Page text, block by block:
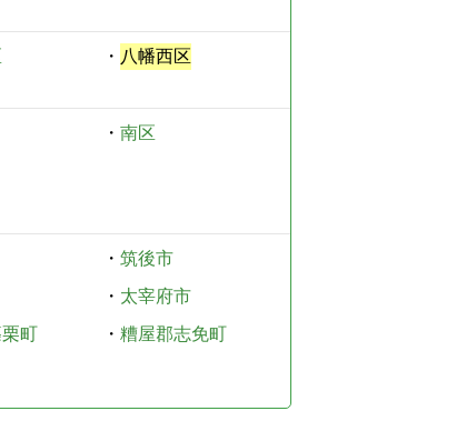
・ 八幡西区
・ 南区
・ 筑後市
・ 太宰府市
町 ・ 糟屋郡志免町